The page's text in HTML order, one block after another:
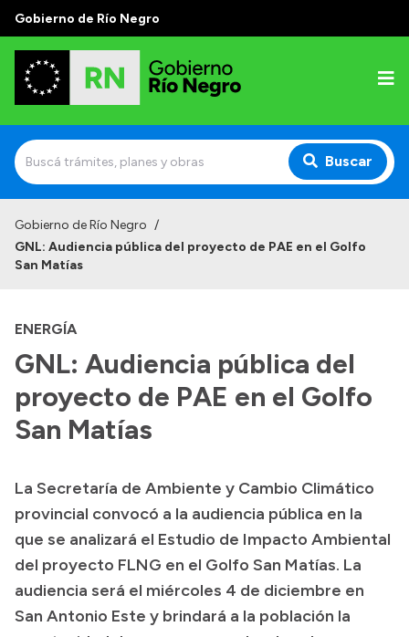
Gobierno de Río Negro
Buscar
Autoridades
Autoridades y Organismos
Discursos en la Legislatura
Casa de Gobierno
Acerca de Río Negro
Geografía
Invertí en Río Negro
Transparencia
Gobierno de Río Negro /
GNL: Audiencia pública del proyecto de PAE en el Golfo
San Matías
ENERGÍA
GNL: Audiencia pública del
proyecto de PAE en el Golfo
San Matías
La Secretaría de Ambiente y Cambio Climático
provincial convocó a la audiencia pública en la
que se analizará el Estudio de Impacto Ambiental
del proyecto FLNG en el Golfo San Matías. La
audiencia será el miércoles 4 de diciembre en
San Antonio Este y brindará a la población la